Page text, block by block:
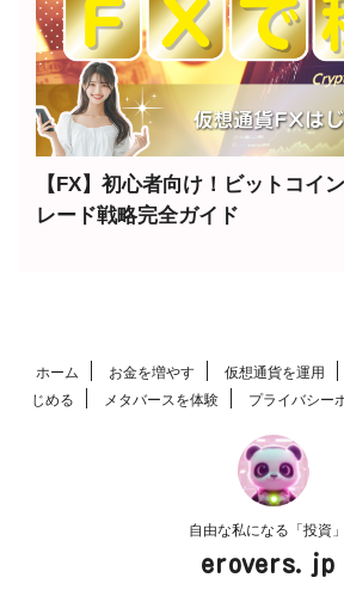
【FX】初心者向け！ビットコイ
レード戦略完全ガイド
ホーム お金を増やす 仮想通貨を運用
じめる
メタバースを体験 プライバシー
自由な私になる「投資」
erovers.jp